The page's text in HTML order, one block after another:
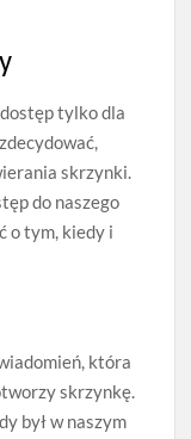
tylko dla
skrzynki.
do naszego
o tym, kiedy i
która
skrzynkę.
był w naszym